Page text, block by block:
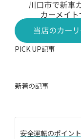
PICK UP記事
新着の記事
安全運転のポイント